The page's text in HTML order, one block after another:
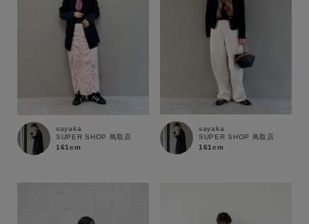
キーワード
性別
sayaka
SUPER SHOP 鳥取店
161cm
sayaka
SUPER SHOP 鳥取店
161cm